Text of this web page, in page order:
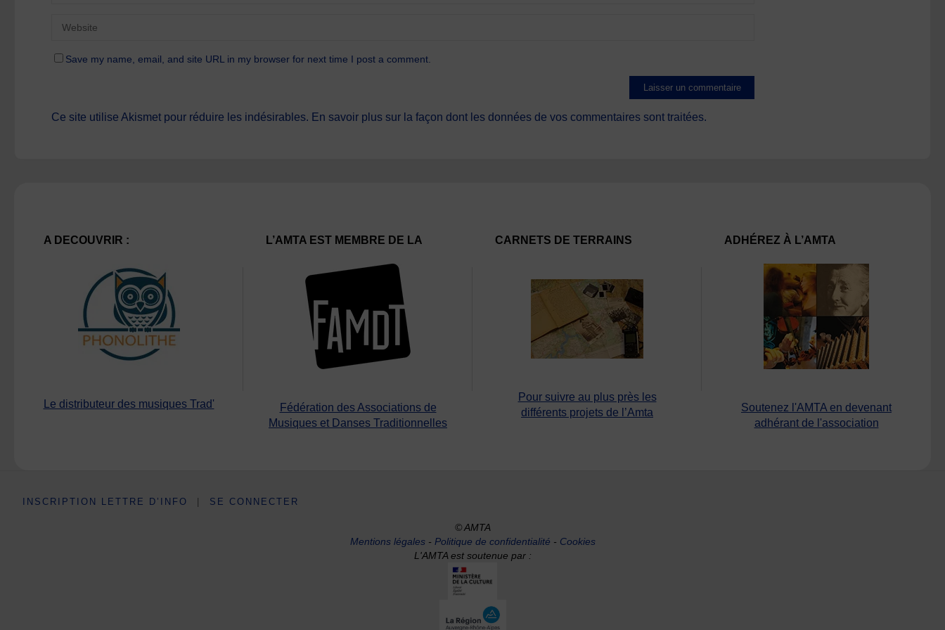
Save my name, email, and site URL in my browser for next time I post a comment.
Ce site utilise Akismet pour réduire les indésirables. En savoir plus sur la façon dont les données de vos commentaires sont traitées.
A DECOUVRIR :
Le distributeur des musiques Trad'
L’AMTA EST MEMBRE DE LA
Fédération des Associations de
Musiques et Danses Traditionnelles
CARNETS DE TERRAINS
Pour suivre au plus près les
différents projets de l’Amta
ADHÉREZ À L’AMTA
Soutenez l'AMTA en devenant
adhérant de l'association
INSCRIPTION LETTRE D’INFO | SE CONNECTER
© AMTA
Mentions légales- Politique de confidentialité - Cookies
L'AMTA est soutenue par :